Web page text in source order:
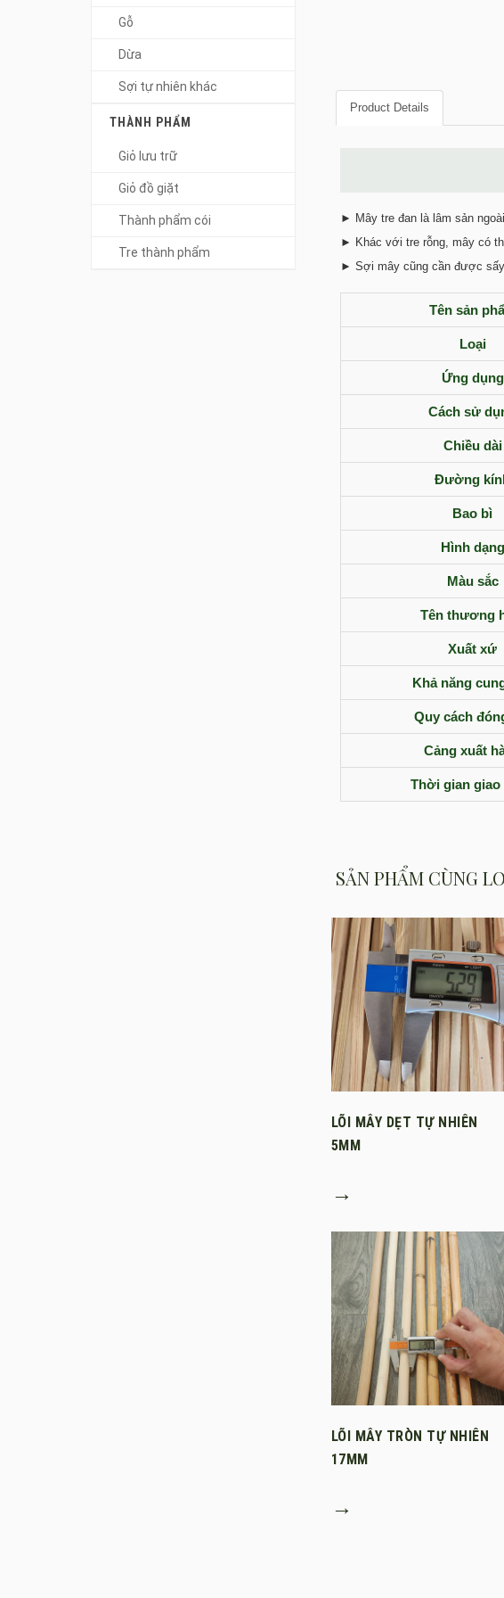
Product Details
► Mây tre đan là lâm sản
► Khác với tre rỗng, mây có
► Sợi mây cũng cần được sấy
Tên sản
Loại
Ứng dụng
Cách sử
Chiều dài
Đường
Bao bì
Hình dạng
Màu sắc
Tên thương
Xuất xứ
Khả năng
Quy cách
Cảng xuất
Thời gian giao
SẢN PHẨM CÙNG
LÕI MÂY DẸT TỰ NHIÊN
5MM
→
LÕI MÂY TRÒN TỰ NHIÊN
17MM
→
Gỗ
Dừa
Sợi tự nhiên khác
THÀNH PHẨM
Giỏ lưu trữ
Giỏ đồ giặt
Thành phẩm cói
Tre thành phẩm